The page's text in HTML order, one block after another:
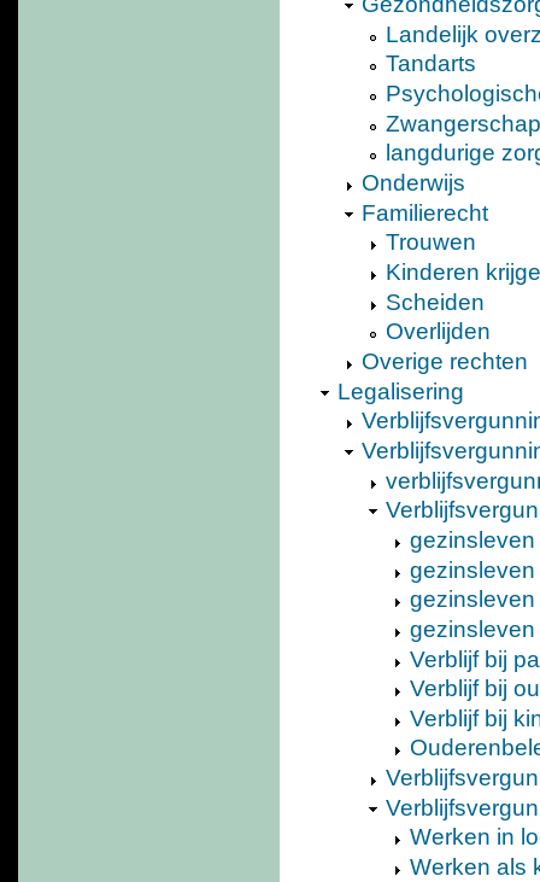
Landelijk
Tandarts
Zwangerschap
langdurige
Onderwijs
Familierecht
Trouwen
Kinderen
Scheiden
Overlijden
Overige rechten
Legalisering
gezinsleven
gezinsleven
Verblijf bij
Verblijf bij
Verblijf bij
Werken in
Werken als